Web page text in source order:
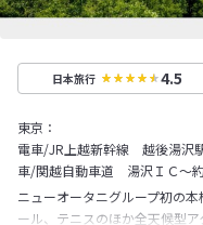
日本旅行 4.5
東京：
電車/JR上越新幹線 越後湯沢
車/関越自動車道 湯沢ＩＣ～
ニューオータニグループ初の
ール、テニスのほか全天候型